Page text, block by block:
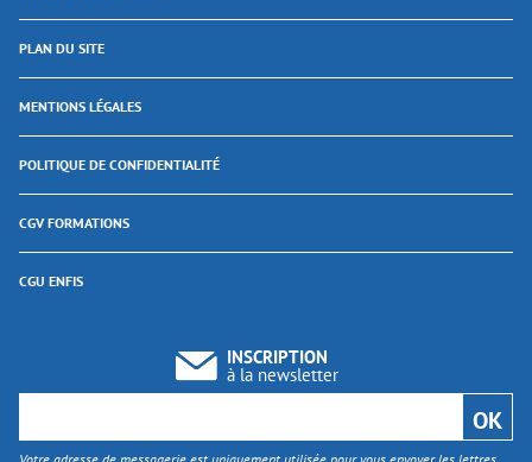
PLAN DU SITE
MENTIONS LÉGALES
POLITIQUE DE CONFIDENTIALITÉ
CGV FORMATIONS
CGU ENFIS
INSCRIPTION
à la newsletter